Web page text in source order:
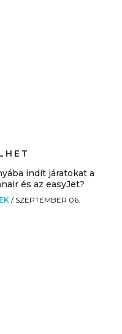
indít járatokat a
és az easyJet?
/ SZEPTEMBER 06.